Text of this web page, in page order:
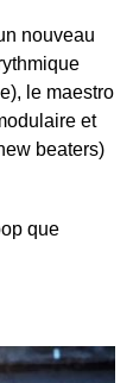
nouveau
le maestro
et
beaters)
que